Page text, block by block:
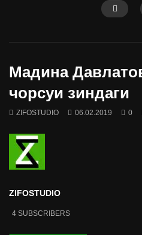
Мадина
чорсуи зиндаги
ZIFOSTUDIO 06.02.2019 0
ZIFOSTUDIO
4 SUBSCRIBERS